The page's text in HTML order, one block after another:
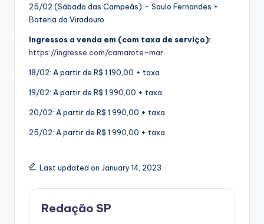
25/02 (Sábado das Campeãs) – Saulo Fernandes +
Bateria da Viradouro
Ingressos a venda em (com taxa de serviço):
https://ingresse.com/camarote-mar
18/02: A partir de R$ 1.190,00 + taxa
19/02: A partir de R$ 1.990,00 + taxa
20/02: A partir de R$ 1.990,00 + taxa
25/02: A partir de R$ 1.990,00 + taxa
Last updated on January 14, 2023
Redação SP